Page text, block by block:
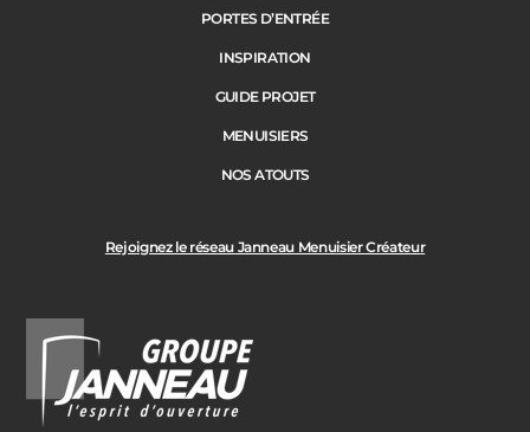
Rejoignez le réseau Janneau Menuisier Créateur
PORTES D’ENTRÉE
INSPIRATION
GUIDE PROJET
MENUISIERS
NOS ATOUTS